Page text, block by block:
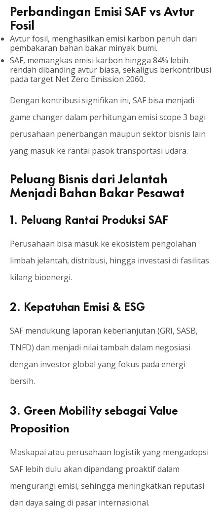
Perbandingan Emisi SAF vs Avtur
Fosil
Avtur fosil, menghasilkan emisi karbon penuh dari
pembakaran bahan bakar minyak bumi.
SAF, memangkas emisi karbon hingga 84% lebih
rendah dibanding avtur biasa, sekaligus berkontribusi
pada target Net Zero Emission 2060.
Dengan kontribusi signifikan ini, SAF bisa menjadi
game changer dalam perhitungan emisi scope 3 bagi
perusahaan penerbangan maupun sektor bisnis lain
yang masuk ke rantai pasok transportasi udara.
Peluang Bisnis dari Jelantah
Menjadi Bahan Bakar Pesawat
1. Peluang Rantai Produksi SAF
Perusahaan bisa masuk ke ekosistem pengolahan
limbah jelantah, distribusi, hingga investasi di fasilitas
kilang bioenergi.
2. Kepatuhan Emisi & ESG
SAF mendukung laporan keberlanjutan (GRI, SASB,
TNFD) dan menjadi nilai tambah dalam negosiasi
dengan investor global yang fokus pada energi
bersih.
3. Green Mobility sebagai Value
Proposition
Maskapai atau perusahaan logistik yang mengadopsi
SAF lebih dulu akan dipandang proaktif dalam
mengurangi emisi, sehingga meningkatkan reputasi
dan daya saing di pasar internasional.